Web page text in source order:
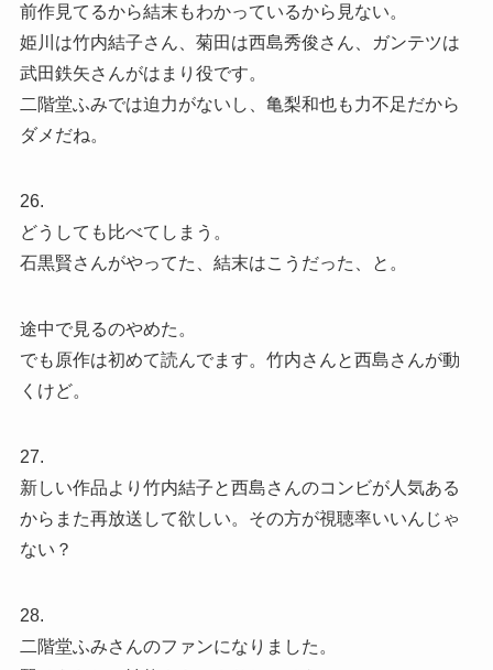
前作見てるから結末もわかっているから見ない。
姫川は竹内結子さん、菊田は西島秀俊さん、ガンテツは
武田鉄矢さんがはまり役です。
二階堂ふみでは迫力がないし、亀梨和也も力不足だから
ダメだね。
26.
どうしても比べてしまう。
石黒賢さんがやってた、結末はこうだった、と。
途中で見るのやめた。
でも原作は初めて読んでます。竹内さんと西島さんが動
くけど。
27.
新しい作品より竹内結子と西島さんのコンビが人気ある
からまた再放送して欲しい。その方が視聴率いいんじゃ
ない？
28.
二階堂ふみさんのファンになりました。